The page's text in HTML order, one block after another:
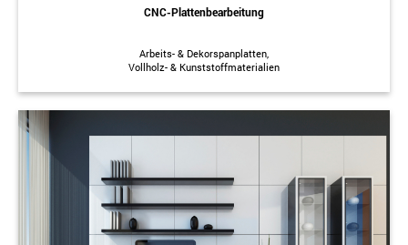
CNC-Plattenbearbeitung
Arbeits- & Dekorspanplatten,
Vollholz- & Kunststoffmaterialien